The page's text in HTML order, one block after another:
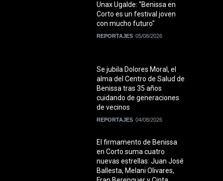
Unax Ugalde: "Benissa en
Corto es un festival joven
con mucho futuro"
REPORTAJES 05/08/2026
Se jubila Dolores Moral, el
alma del Centro de Salud de
Benissa tras 35 años
cuidando de generaciones
de vecinos
REPORTAJES 04/08/2026
El firmamento de Benissa
en Corto suma cuatro
nuevas estrellas: Juan José
Ballesta, Melani Olivares,